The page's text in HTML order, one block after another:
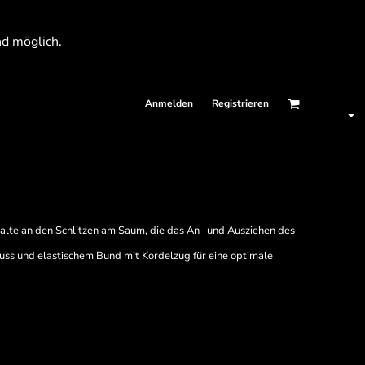
möglich.
Anmelden Registrieren
an den Schlitzen am Saum, die das An- und Ausziehen des
und elastischem Bund mit Kordelzug für eine optimale